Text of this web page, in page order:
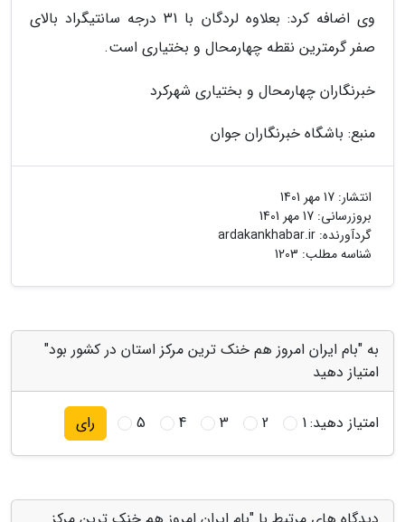
وی اضافه کرد: بعلاوه لردگان با 31 درجه سانتیگراد بالای
صفر گرمترین نقطه چهارمحال و بختیاری است.
خبرنگاران چهارمحال و بختیاری شهرکرد
منبع: باشگاه خبرنگاران جوان
انتشار: 17 مهر 1401
بروزرسانی: 17 مهر 1401
گردآورنده: ardakankhabar.ir
شناسه مطلب: 1203
به "بام ایران امروز هم خنک ترین مرکز استان در کشور بود"
امتیاز دهید
امتیاز دهید:1
2
3
4
5 رای